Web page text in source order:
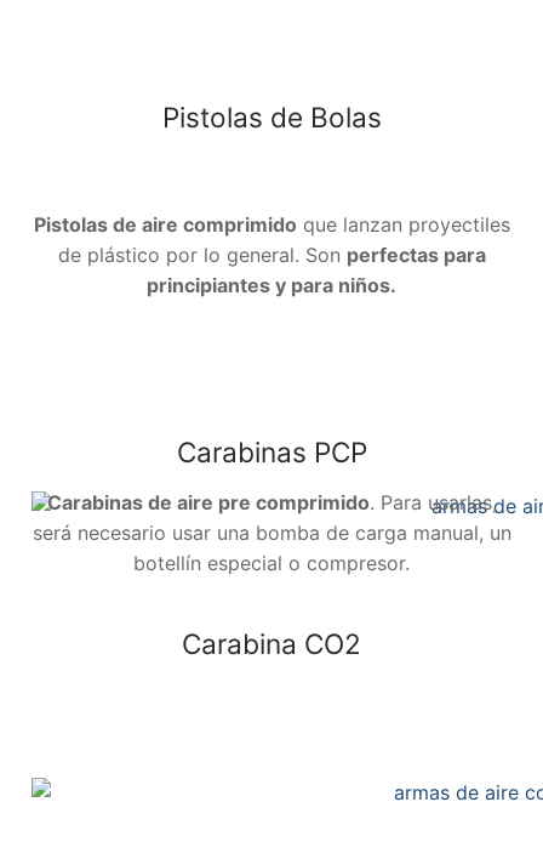
Pistolas de Bolas
Pistolas de aire comprimido que lanzan proyectiles
de plástico por lo general. Son perfectas para
principiantes y para niños.
Carabinas PCP
Carabinas de aire pre comprimido. Para usarlas,
será necesario usar una bomba de carga manual, un
botellín especial o compresor.
Carabina CO2